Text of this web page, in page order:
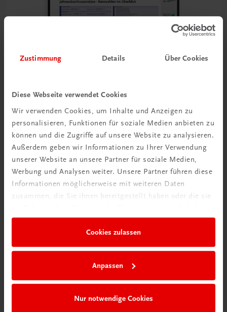
Zustimmung Details Über Cookies
Diese Webseite verwendet Cookies
Wir verwenden Cookies, um Inhalte und Anzeigen zu
personalisieren, Funktionen für soziale Medien anbieten zu
können und die Zugriffe auf unsere Website zu analysieren.
Außerdem geben wir Informationen zu Ihrer Verwendung
unserer Website an unsere Partner für soziale Medien,
Werbung und Analysen weiter. Unsere Partner führen diese
Informationen möglicherweise mit weiteren Daten
zusammen, die Sie ihnen bereitgestellt haben oder die sie
Cookies zulassen
Anpassen
Nur notwendige Cookies
Bildung
Poster: Jahresabschlussanalyse – Die wichtigsten
Kennzahlen
€ 15,00